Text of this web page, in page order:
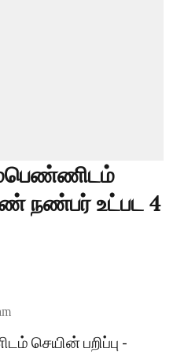
நண்பர் உட்பட 4
செயின் பறிப்பு -